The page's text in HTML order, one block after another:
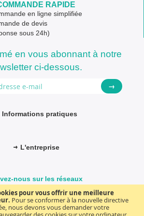
pour vous offrir une meilleure
Pour se conformer à la nouvelle directive
nous devons vous demander votre
RAPIDE
en ligne simplifiée
de devis
sous 24h)
en vous abonnant à notre
ci-dessous.
→
Informations pratiques
L'entreprise
nous sur les réseaux